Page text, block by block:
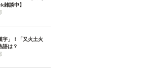
雑談中】
字」！「又火土火
語は？